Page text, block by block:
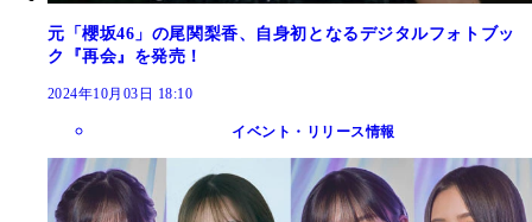
元「櫻坂46」の尾関梨香、自身初となるデジタルフォトブッ
ク『再会』を発売！
2024年10月03日 18:10
イベント・リリース情報